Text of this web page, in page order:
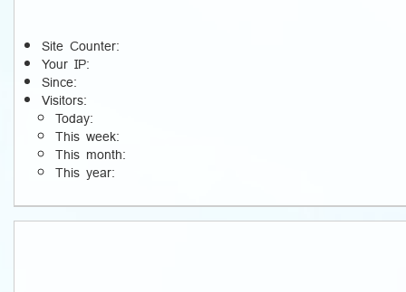
Site Counter:
Your IP:
Since:
Visitors:
Today:
This week:
This month:
This year: